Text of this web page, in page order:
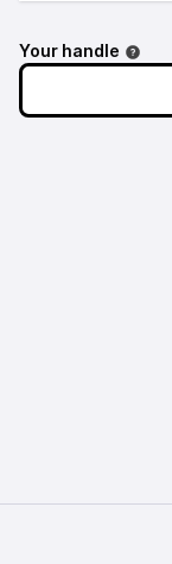
Your handle